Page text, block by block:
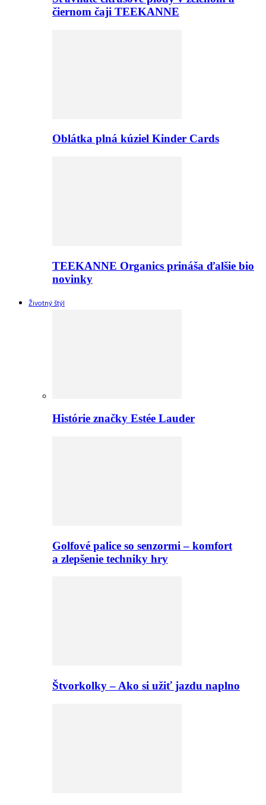
čiernom čaji TEEKANNE
Oblátka plná kúziel Kinder Cards
TEEKANNE Organics prináša ďalšie bio
novinky
Životný štýl
Histórie značky Estée Lauder
Golfové palice so senzormi – komfort
a zlepšenie techniky hry
Štvorkolky – Ako si užiť jazdu naplno